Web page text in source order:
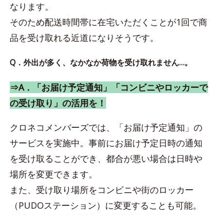
なります。
そのため配送時間帯に在宅いただくことが1回で商
品を受け取れる近道になりそうです。
Q．外出が多く、なかなか荷物を受け取れません…。
⇒A．「お届け予定通知」「コンビニやロッカーで
の受け取り」の活用を！
クロネコメンバーズでは、「お届け予定通知」の
サービスを実施中。事前にお届け予定日時の通知
を受け取ることができ、都合が悪い場合は日時や
場所を変更できます。
また、受け取り場所をコンビニや街のロッカー
（PUDOステーション）に変更することも可能。